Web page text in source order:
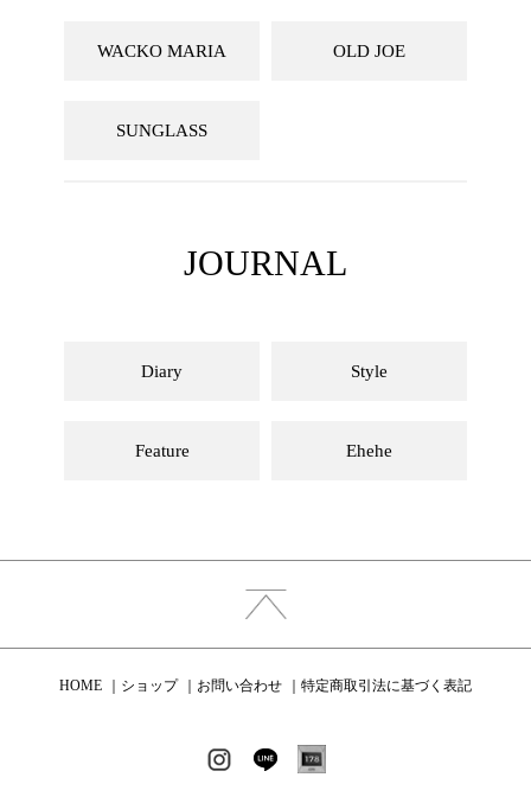
WACKO MARIA OLD JOE
SUNGLASS
JOURNAL
Diary Style
Feature Ehehe
HOME ショップ お問い合わせ 特定商取引法に基づく表記